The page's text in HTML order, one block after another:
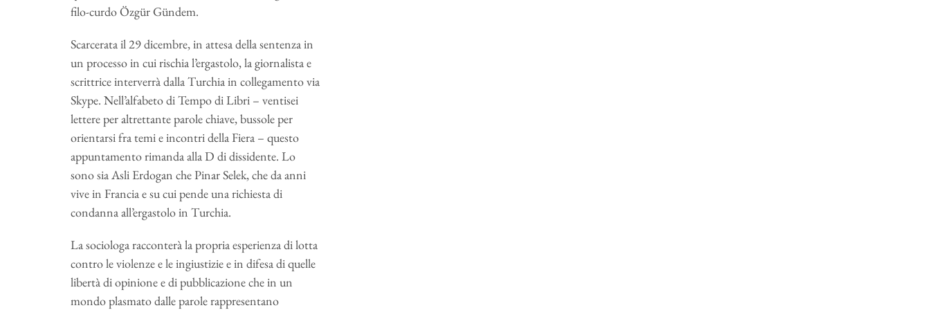
filo-curdo Özgür Gündem.
Scarcerata il 29 dicembre, in attesa della sentenza in
un processo in cui rischia l’ergastolo, la giornalista e
scrittrice interverrà dalla Turchia in collegamento via
Skype. Nell’alfabeto di Tempo di Libri – ventisei
lettere per altrettante parole chiave, bussole per
orientarsi fra temi e incontri della Fiera – questo
appuntamento rimanda alla D di dissidente. Lo
sono sia Asli Erdogan che Pinar Selek, che da anni
vive in Francia e su cui pende una richiesta di
condanna all’ergastolo in Turchia.
La sociologa racconterà la propria esperienza di lotta
contro le violenze e le ingiustizie e in difesa di quelle
libertà di opinione e di pubblicazione che in un
mondo plasmato dalle parole rappresentano